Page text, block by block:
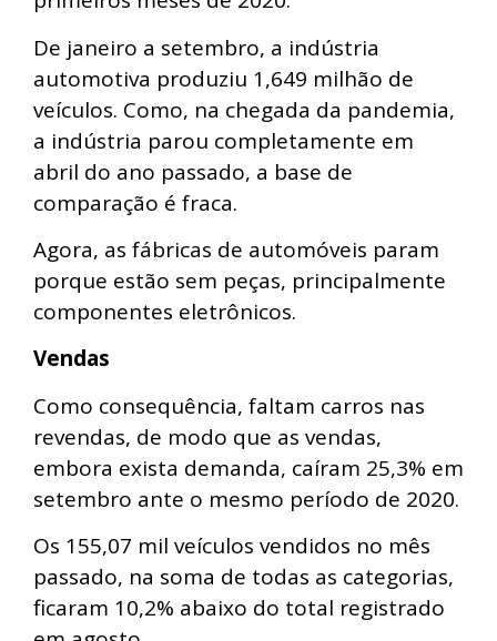
De janeiro a setembro, a indústria
automotiva produziu 1,649 milhão de
veículos. Como, na chegada da pandemia,
a indústria parou completamente em
abril do ano passado, a base de
comparação é fraca.
Agora, as fábricas de automóveis param
porque estão sem peças, principalmente
componentes eletrônicos.
Vendas
Como consequência, faltam carros nas
revendas, de modo que as vendas,
embora exista demanda, caíram 25,3% em
setembro ante o mesmo período de 2020.
Os 155,07 mil veículos vendidos no mês
passado, na soma de todas as categorias,
ficaram 10,2% abaixo do total registrado